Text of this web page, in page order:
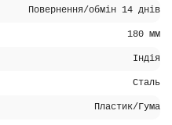
Повернення/обмін 14 днів
180 мм
Індія
Сталь
Пластик/Гума